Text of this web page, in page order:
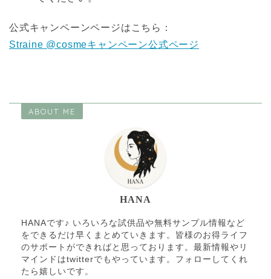
公式キャンペーンページはこちら：
Straine @cosmeキャンペーン公式ページ
ABOUT ME
HANA
HANAです♪ いろいろな試供品や無料サンプル情報など
をできるだけ早くまとめていきます。皆様のお得ライフ
のサポートができればと思っております。最新情報やリ
マインドはtwitterでもやっています。フォローしてくれ
たら嬉しいです。